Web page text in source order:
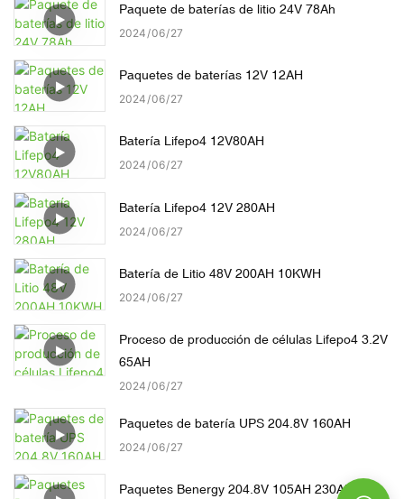
Paquete de baterías de litio 24V 78Ah
2024 06 27
Paquetes de baterías 12V 12AH
2024 06 27
Batería Lifepo4 12V80AH
2024 06 27
Batería Lifepo4 12V 280AH
2024 06 27
Batería de Litio 48V 200AH 10KWH
2024 06 27
Proceso de producción de células Lifepo4 3.2V
65AH
2024 06 27
Paquetes de batería UPS 204.8V 160AH
2024 06 27
Paquetes Benergy 204.8V 105AH 230AH